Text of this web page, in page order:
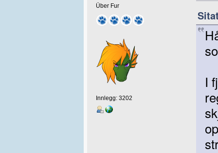
Über Fur
Innlegg: 3202
I